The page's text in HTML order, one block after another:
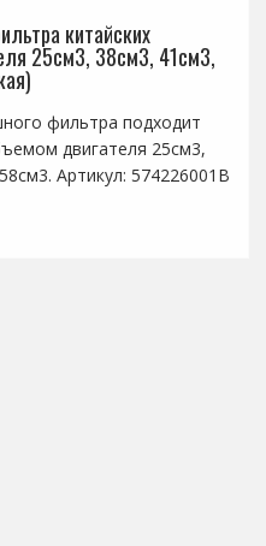
китайских
25см3, 38см3, 41см3,
фильтра подходит
двигателя 25см3,
Артикул: 574226001B